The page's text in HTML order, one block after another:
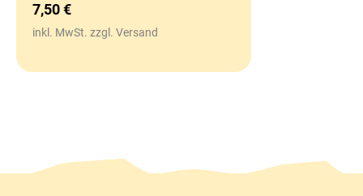
7,50€
inkl. MwSt. zzgl. Versand